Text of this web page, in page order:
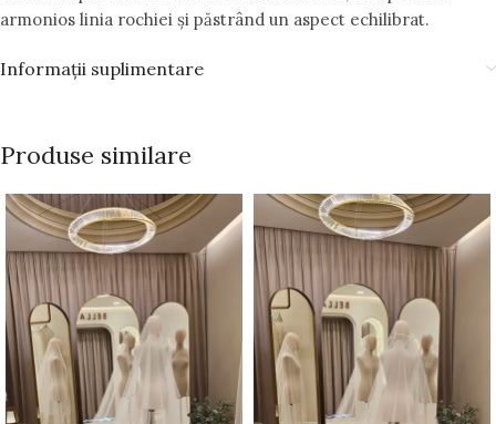
armonios linia rochiei și păstrând un aspect echilibrat.
Informații suplimentare
Produse similare